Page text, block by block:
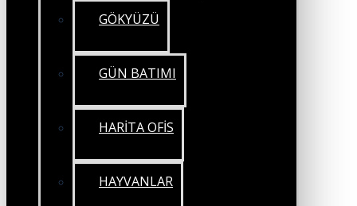
GÖKYÜZÜ
GÜN BATIMI
HARİTA OFİS
HAYVANLAR